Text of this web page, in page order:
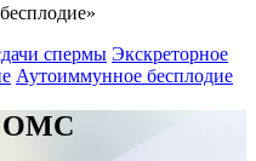
спермы Экскреторное
Аутоиммунное бесплодие
ОМС